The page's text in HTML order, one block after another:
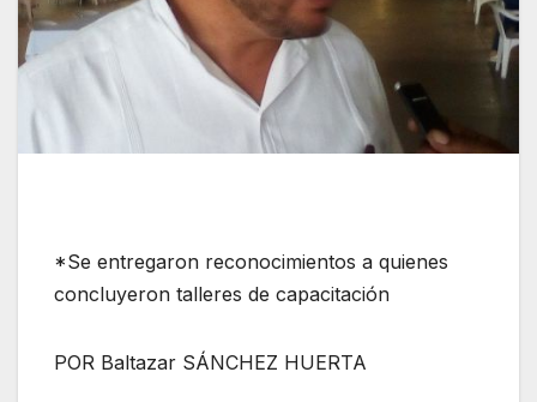
*Se entregaron reconocimientos a quienes
concluyeron talleres de capacitación
POR Baltazar SÁNCHEZ HUERTA